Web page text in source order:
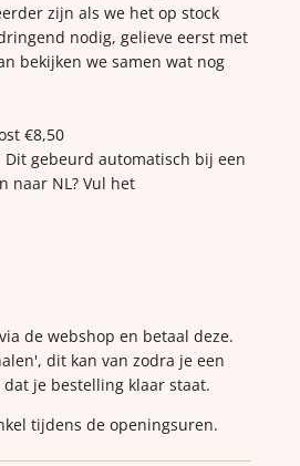
zijn als we het op stock
nodig, gelieve eerst met
bekijken we samen wat nog
€8,50
Dit gebeurd automatisch bij een
naar NL? Vul het
de webshop en betaal deze.
dit kan van zodra je een
je bestelling klaar staat.
tijdens de openingsuren.